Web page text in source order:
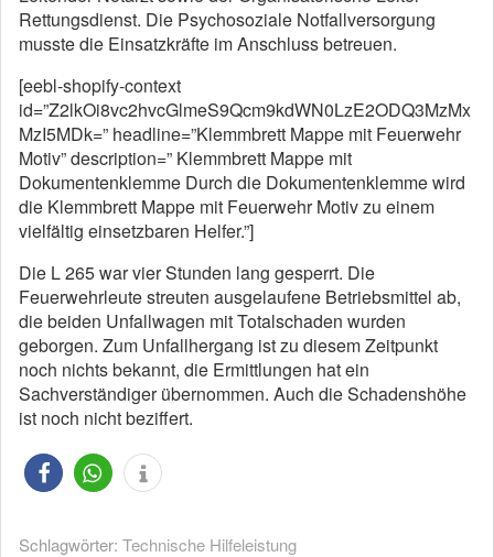
Rettungsdienst. Die Psychosoziale Notfallversorgung
musste die Einsatzkräfte im Anschluss betreuen.
[eebl-shopify-context
id=”Z2lkOi8vc2hvcGlmeS9Qcm9kdWN0LzE2ODQ3MzMx
MzI5MDk=” headline=”Klemmbrett Mappe mit Feuerwehr
Motiv” description=” Klemmbrett Mappe mit
Dokumentenklemme Durch die Dokumentenklemme wird
die Klemmbrett Mappe mit Feuerwehr Motiv zu einem
vielfältig einsetzbaren Helfer.”]
Die L 265 war vier Stunden lang gesperrt. Die
Feuerwehrleute streuten ausgelaufene Betriebsmittel ab,
die beiden Unfallwagen mit Totalschaden wurden
geborgen. Zum Unfallhergang ist zu diesem Zeitpunkt
noch nichts bekannt, die Ermittlungen hat ein
Sachverständiger übernommen. Auch die Schadenshöhe
ist noch nicht beziffert.
Schlagwörter: Technische Hilfeleistung